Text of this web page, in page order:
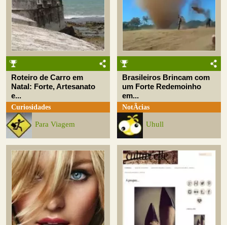
Roteiro de Carro em
Natal: Forte, Artesanato
e...
Curiosidades
Para Viagem
Brasileiros Brincam com
um Forte Redemoinho
em...
NotÃ­cias
Uhull